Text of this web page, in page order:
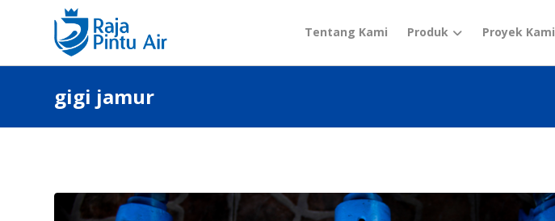
Tentang Kami Produk Proyek Kami
gigi jamur